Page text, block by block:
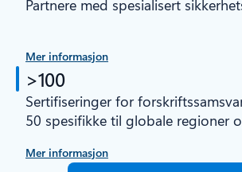
Partnere med spesialisert
Mer informasjon
>100
Sertifiseringer for
50 spesifikke til globale regioner
Mer informasjon